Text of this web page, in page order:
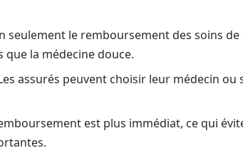
seulement le remboursement des soins de
la médecine douce.
assurés peuvent choisir leur médecin ou
est plus immédiat, ce qui